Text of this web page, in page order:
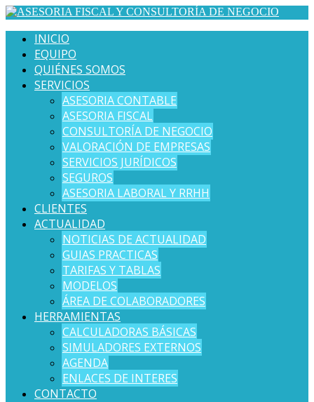
INICIO
EQUIPO
QUIÉNES SOMOS
SERVICIOS
ASESORIA CONTABLE
ASESORIA FISCAL
CONSULTORÍA DE NEGOCIO
VALORACIÓN DE EMPRESAS
SERVICIOS JURÍDICOS
SEGUROS
ASESORIA LABORAL Y RRHH
CLIENTES
ACTUALIDAD
NOTICIAS DE ACTUALIDAD
GUIAS PRACTICAS
TARIFAS Y TABLAS
MODELOS
ÁREA DE COLABORADORES
HERRAMIENTAS
CALCULADORAS BÁSICAS
SIMULADORES EXTERNOS
AGENDA
ENLACES DE INTERES
CONTACTO